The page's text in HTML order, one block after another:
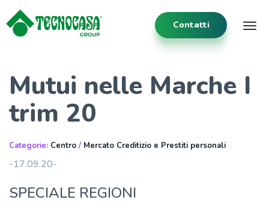
Contatti
Mutui nelle Marche I
trim 20
Categorie: Centro / Mercato Creditizio e Prestiti personali
-17.09.20-
SPECIALE REGIONI